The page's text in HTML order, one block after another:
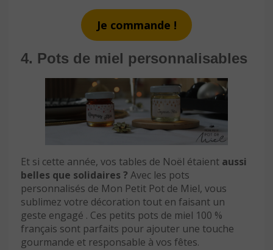
Je commande !
4. Pots de miel personnalisables
Et si cette année, vos tables de Noël étaient aussi
belles que solidaires ? Avec les pots
personnalisés de Mon Petit Pot de Miel, vous
sublimez votre décoration tout en faisant un
geste engagé . Ces petits pots de miel 100 %
français sont parfaits pour ajouter une touche
gourmande et responsable à vos fêtes.